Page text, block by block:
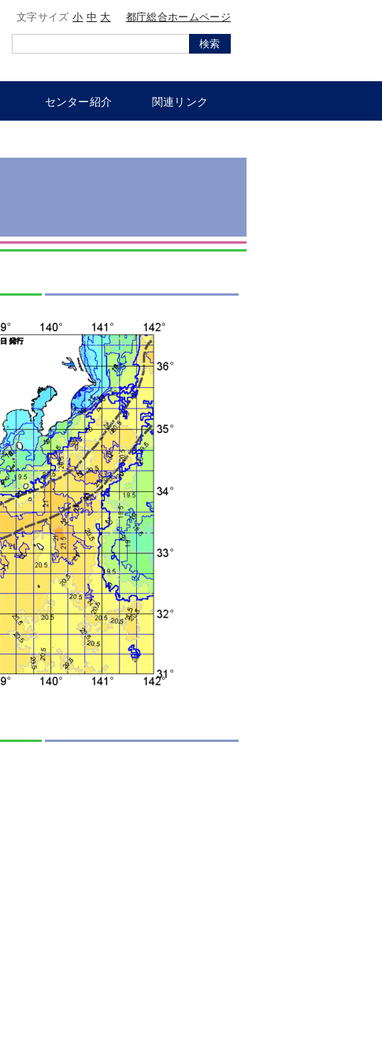
文字サイズ小 中 大 都庁総合ホームページ
検索
センター紹介 関連リンク